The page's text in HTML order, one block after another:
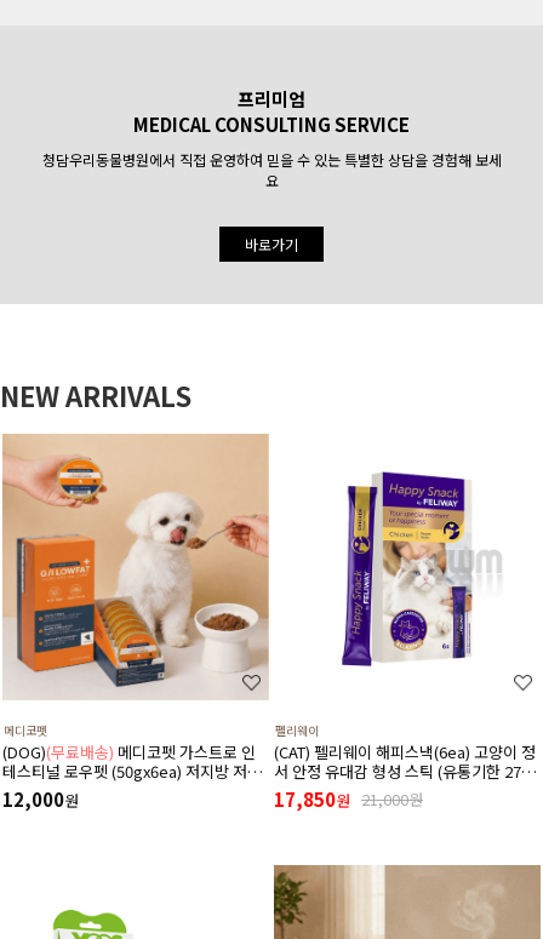
프리미엄
MEDICAL CONSULTING SERVICE
청담우리동물병원에서 직접 운영하여 믿을 수 있는 특별한 상담을 경험해 보세
요
바로가기
NEW ARRIVALS
메디코펫
(DOG)(무료배송) 메디코펫 가스트로 인
테스티널 로우펫 (50gx6ea) 저지방 저단
백 췌장염 고지혈증에 도움 주는 처방 습
식 캔 보조식
12,000원
펠리웨이
(CAT) 펠리웨이 해피스낵(6ea) 고양이 정
서 안정 유대감 형성 스틱 (유통기한 27년
1월 1일)
17,850원 21,000원